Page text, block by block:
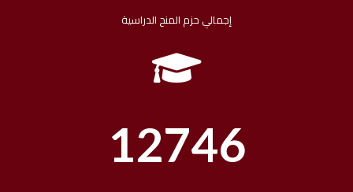
إجمالي حزم المنح الدراسية
12746